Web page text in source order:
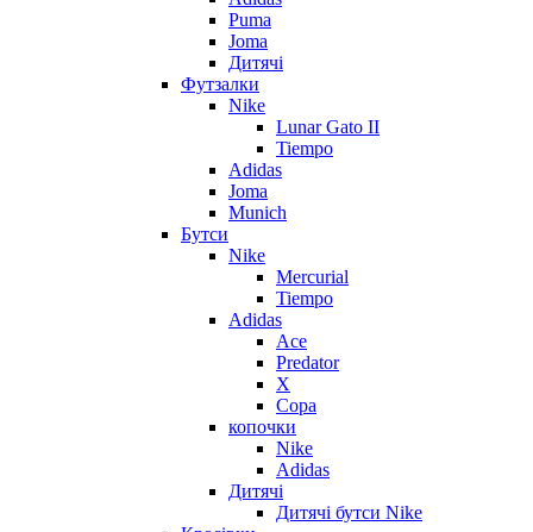
Puma
Joma
Дитячі
Футзалки
Nike
Lunar Gato II
Tiempo
Adidas
Joma
Munich
Бутси
Nike
Mercurial
Tiempo
Adidas
Ace
Predator
X
Copa
копочки
Nike
Adidas
Дитячі
Дитячі бутси Nike